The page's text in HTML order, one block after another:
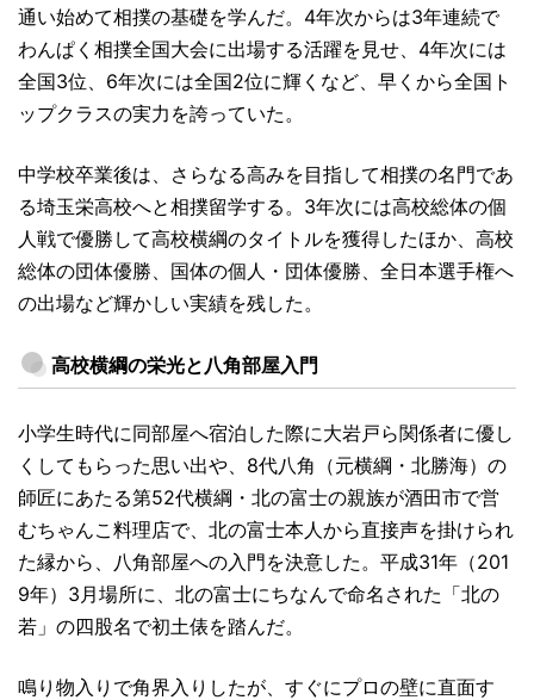
通い始めて相撲の基礎を学んだ。4年次からは3年連続で
わんぱく相撲全国大会に出場する活躍を見せ、4年次には
全国3位、6年次には全国2位に輝くなど、早くから全国ト
ップクラスの実力を誇っていた。
中学校卒業後は、さらなる高みを目指して相撲の名門であ
る埼玉栄高校へと相撲留学する。3年次には高校総体の個
人戦で優勝して高校横綱のタイトルを獲得したほか、高校
総体の団体優勝、国体の個人・団体優勝、全日本選手権へ
の出場など輝かしい実績を残した。
高校横綱の栄光と八角部屋入門
小学生時代に同部屋へ宿泊した際に大岩戸ら関係者に優し
くしてもらった思い出や、8代八角（元横綱・北勝海）の
師匠にあたる第52代横綱・北の富士の親族が酒田市で営
むちゃんこ料理店で、北の富士本人から直接声を掛けられ
た縁から、八角部屋への入門を決意した。平成31年（201
9年）3月場所に、北の富士にちなんで命名された「北の
若」の四股名で初土俵を踏んだ。
鳴り物入りで角界入りしたが、すぐにプロの壁に直面す